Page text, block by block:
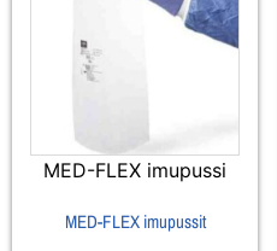
MED-FLEX imupussi
MED-FLEX imupussit